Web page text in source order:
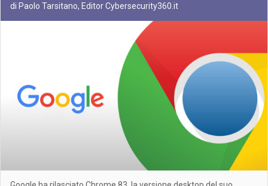
di Paolo Tarsitano, Editor Cybersecurity360.it